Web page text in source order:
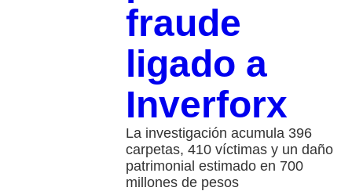
fraude
ligado a
Inverforx
La investigación acumula 396
carpetas, 410 víctimas y un daño
patrimonial estimado en 700
millones de pesos